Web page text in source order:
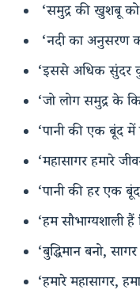
‘समुद्र की खुशबू
‘नदी का अनुसरण
‘इससे अधिक सुंदर
‘जो लोग समुद्र के
‘पानी की एक बूंद
‘महासागर हमारे
‘पानी की हर एक
‘हम सौभाग्यशाली
‘बुद्धिमान बनो,
‘हमारे महासागर,